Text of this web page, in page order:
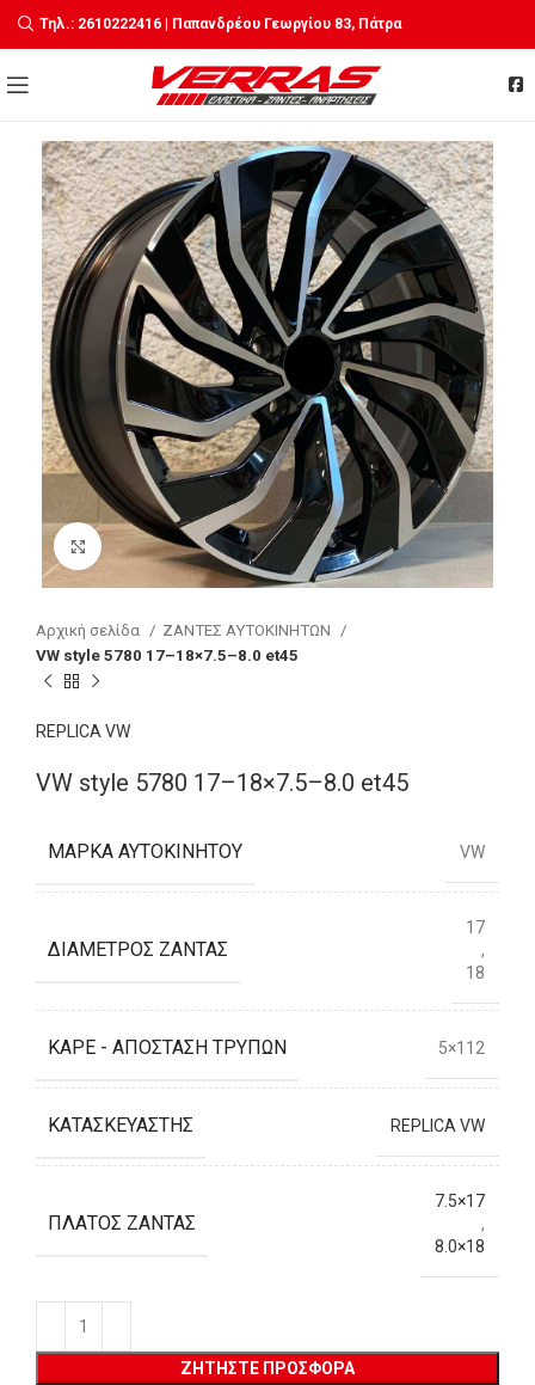
Τηλ.: 2610222416 | Παπανδρέου Γεωργίου 83, Πάτρα
Click to enlarge
Αρχική σελίδα
ΖΑΝΤΕΣ ΑΥΤΟΚΙΝΗΤΩΝ
VW style 5780 17–18×7.5–8.0 et45
REPLICA VW
VW style 5780 17–18×7.5–8.0 et45
ΜΆΡΚΑ ΑΥΤΟΚΙΝΉΤΟΥ VW
ΔΙΆΜΕΤΡΟΣ ΖΆΝΤΑΣ
17
,
18
ΚΑΡΈ - ΑΠΌΣΤΑΣΗ ΤΡΥΠΏΝ 5×112
ΚΑΤΑΣΚΕΥΑΣΤΉΣ REPLICA VW
ΠΛΆΤΟΣ ΖΆΝΤΑΣ
7.5×17
,
8.0×18
ΖΗΤΉΣΤΕ ΠΡΟΣΦΟΡΆ